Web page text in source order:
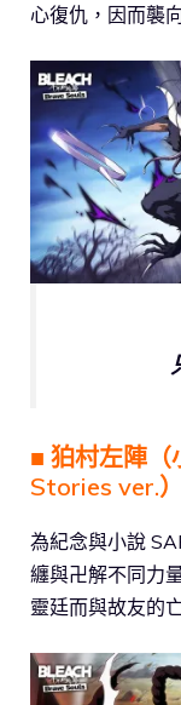
心復仇，因而襲
■ 狛村左陣
Stories ver.）
為紀念與小說
纏與卍解不同力
靈廷而與故友的